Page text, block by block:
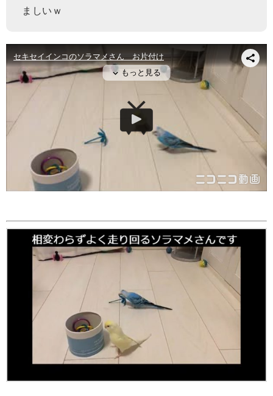
ましいｗ